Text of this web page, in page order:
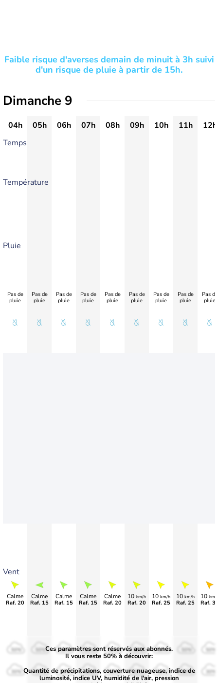
Faible risque d'averses demain de minuit à 3h suivi
d'un risque de pluie à partir de 15h.
Dimanche 9
04h 05h 06h 07h 08h 09h 10h 11h
12h
Temps
Température
Pluie
Vent
Pas de
pluie
Calme
Raf. 20
Pas de
pluie
Calme
Raf. 15
Pas de
pluie
Calme
Raf. 15
Pas de
pluie
Calme
Raf. 15
Pas de
pluie
Calme
Raf. 20
Pas de
pluie
10 km/h
Raf. 20
Pas de
pluie
10 km/h
Raf. 25
Pas de
pluie
10 km/h
Raf. 25
Pas de
pluie
10 km/
Raf.
50%
30%
50%
30%
50%
30%
50%
30%
50%
30%
50%
30%
50%
30% 30% 30%
Ces paramètres sont réservés aux abonnés.
Il vous reste 50% à découvrir:
Quantité de précipitations, couverture nuageuse, indice de
luminosité, indice UV, humidité de l'air, pression